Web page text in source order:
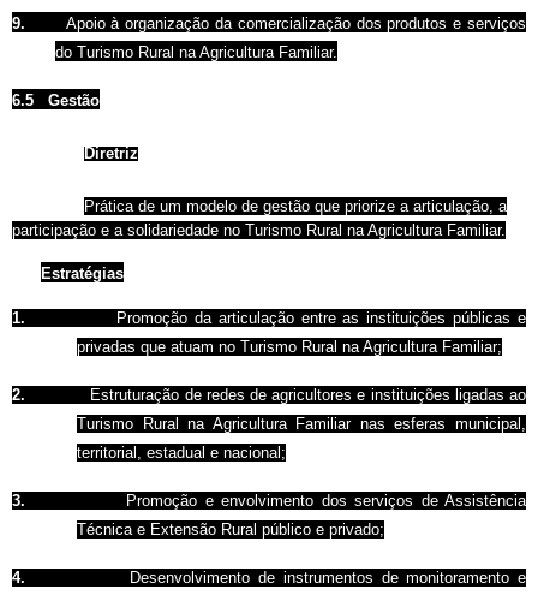
9.
Apoio à organização da comercialização dos produtos e serviços
do Turismo Rural na Agricultura Familiar.
6.5 Gestão
Diretriz
Prática de um modelo de gestão que priorize a articulação, a
participação e a solidariedade no Turismo Rural na Agricultura Familiar.
Estratégias
1.
Promoção da articulação entre as instituições públicas e
privadas que atuam no Turismo Rural na Agricultura Familiar;
2.
Estruturação de redes de agricultores e instituições ligadas ao
Turismo Rural na Agricultura Familiar nas esferas municipal,
territorial, estadual e nacional;
3.
Promoção e envolvimento dos serviços de Assistência
Técnica e Extensão Rural público e privado;
4.
Desenvolvimento de instrumentos de monitoramento e